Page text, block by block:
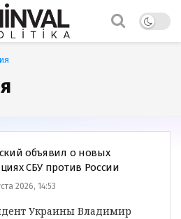
объявил о новых
СБУ против России
2026, 14:53
Украины Владимир